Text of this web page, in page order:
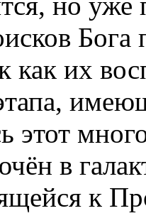
как их
этот
в
к